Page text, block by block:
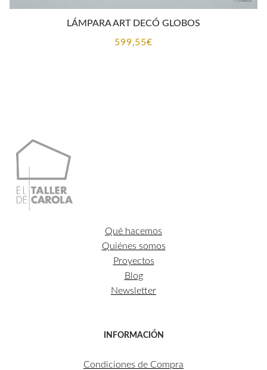
LÁMPARA ART DECÓ GLOBOS
599,55€
Qué hacemos
Quiénes somos
Proyectos
Blog
Newsletter
INFORMACIÓN
Condiciones de Compra